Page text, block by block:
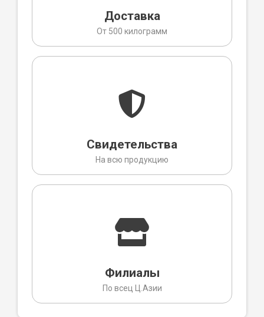
Доставка
От 500 килограмм
Свидетельства
На всю продукцию
Филиалы
По всец Ц.Азии